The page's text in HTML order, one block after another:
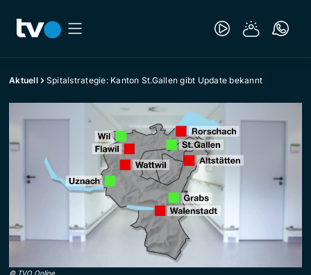
Aktuell Spitalstrategie: Kanton St.Gallen gibt Update bekannt
© TVO Online